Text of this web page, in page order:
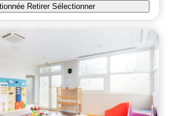
Retirer Sélectionner